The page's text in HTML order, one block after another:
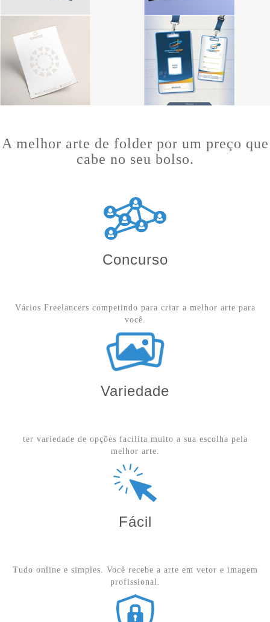
A melhor arte de folder por um preço que
cabe no seu bolso.
Concurso
Vários Freelancers competindo para criar a melhor arte para
você.
Variedade
ter variedade de opções facilita muito a sua escolha pela
melhor arte.
Fácil
Tudo online e simples. Você recebe a arte em vetor e imagem
profissional.